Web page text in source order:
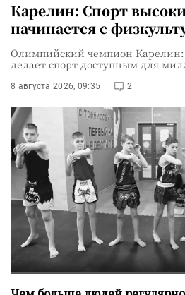
Карелин: Спорт
начинается с
Олимпийский чемпион Карелин:
делает спорт доступным для
8 августа 2026, 09:35 2